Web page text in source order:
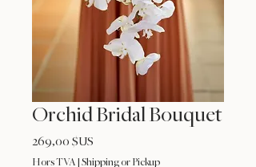
Orchid Bridal Bouquet
269,00 $US
Hors TVA Shipping or Pickup